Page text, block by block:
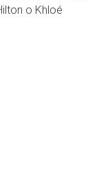
o Khloé